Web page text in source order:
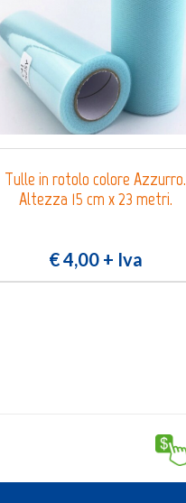
Tulle in rotolo colore Azzurro.
Altezza 15 cm x 23 metri.
€ 4,00+ Iva